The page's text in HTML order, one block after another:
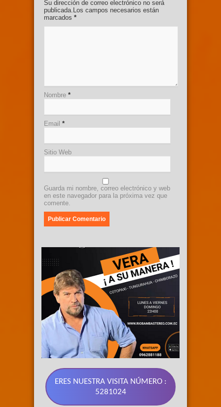
Su dirección de correo electrónico no será
publicada.Los campos necesarios están
marcados *
Nombre *
Email *
Sitio Web
Guarda mi nombre, correo electrónico y web
en este navegador para la próxima vez que
comente.
ERES NUESTRA VISITA NÚMERO :
5281024